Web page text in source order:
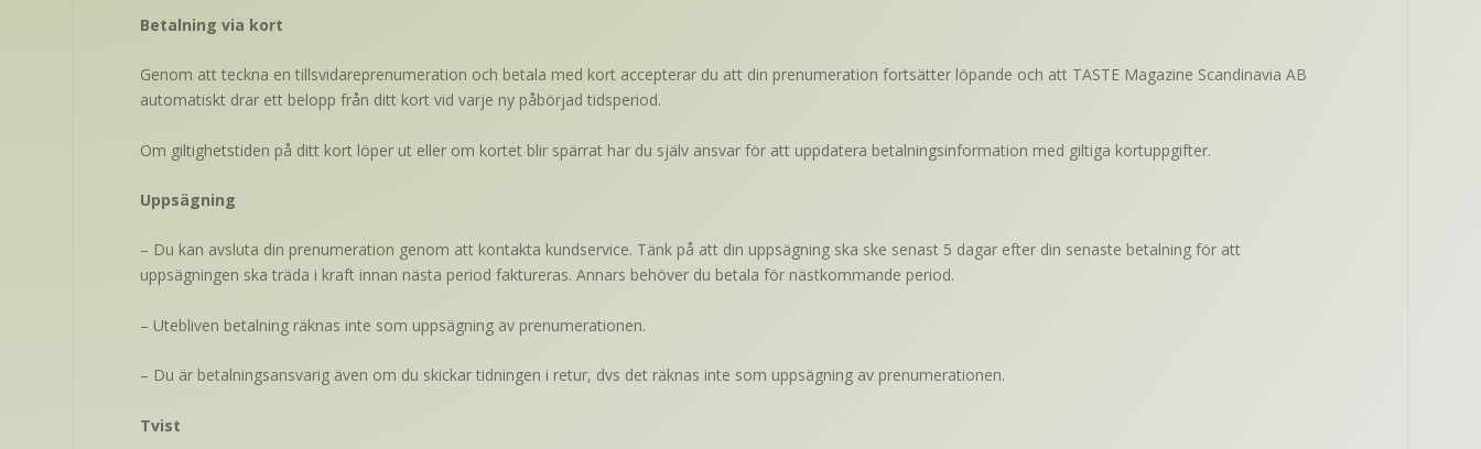
Betalning via kort
Genom att teckna en tillsvidareprenumeration och betala med kort accepterar du att din prenumeration fortsätter löpande och att TASTE Magazine Scandinavia AB
automatiskt drar ett belopp från ditt kort vid varje ny påbörjad tidsperiod.
Om giltighetstiden på ditt kort löper ut eller om kortet blir spärrat har du själv ansvar för att uppdatera betalningsinformation med giltiga kortuppgifter.
Uppsägning
– Du kan avsluta din prenumeration genom att kontakta kundservice. Tänk på att din uppsägning ska ske senast 5 dagar efter din senaste betalning för att
uppsägningen ska träda i kraft innan nästa period faktureras. Annars behöver du betala för nästkommande period.
– Utebliven betalning räknas inte som uppsägning av prenumerationen.
– Du är betalningsansvarig även om du skickar tidningen i retur, dvs det räknas inte som uppsägning av prenumerationen.
Tvist